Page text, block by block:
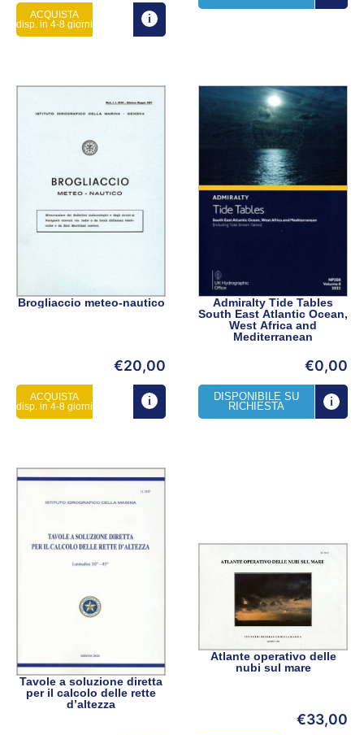
ACQUISTA
disp. in 4-8 giorni
Brogliaccio meteo-nautico
€20,00
ACQUISTA
disp. in 4-8 giorni
Admiralty Tide Tables
South East Atlantic Ocean,
West Africa and
Mediterranean
€0,00
DISPONIBILE SU
RICHIESTA
Tavole a soluzione diretta
per il calcolo delle rette
d’altezza
Atlante operativo delle
nubi sul mare
€33,00